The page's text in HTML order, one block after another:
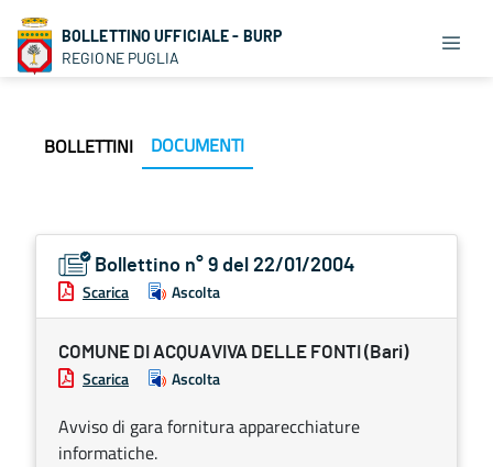
BOLLETTINO UFFICIALE - BURP
REGIONE PUGLIA
BOLLETTINI DOCUMENTI
Bollettino n° 9 del 22/01/2004
Scarica Ascolta
COMUNE DI ACQUAVIVA DELLE FONTI (Bari)
Scarica Ascolta
Avviso di gara fornitura apparecchiature
informatiche.